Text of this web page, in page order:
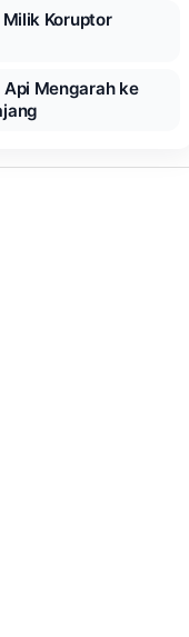
Milik Koruptor
Api Mengarah ke